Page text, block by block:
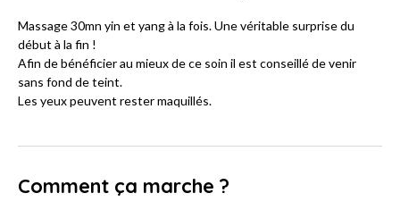
Massage 30mn yin et yang à la fois. Une véritable surprise du
début à la fin !
Afin de bénéficier au mieux de ce soin il est conseillé de venir
sans fond de teint.
Les yeux peuvent rester maquillés.
Comment ça marche ?